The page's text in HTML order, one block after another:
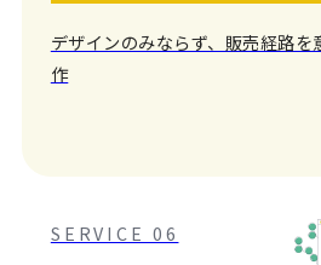
デザインのみならず、販売経路を
作
SERVICE 06